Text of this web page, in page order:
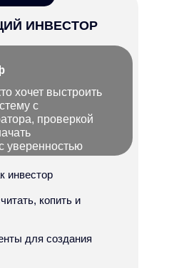
чтобы потом
ипотеки или
детейобращаться
повторять: «у нас нет
ИНВЕСТОР
инвестор
копить и
для создания
хочет выстроить
с
проверкой
уверенностью